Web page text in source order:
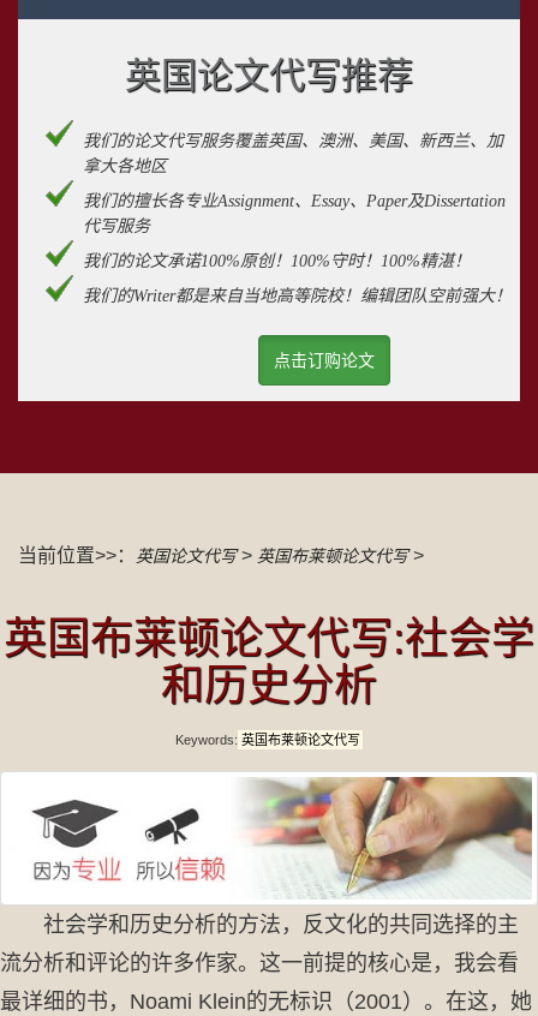
英国论文代写推荐
我们的论文代写服务覆盖英国、澳洲、美国、新西兰、加
拿大各地区
我们的擅长各专业Assignment、Essay、Paper及Dissertation
代写服务
我们的论文承诺100%原创！100%守时！100%精湛！
我们的Writer都是来自当地高等院校！编辑团队空前强大！
点击订购论文
当前位置>>： 英国论文代写> 英国布莱顿论文代写>
英国布莱顿论文代写:社会学
和历史分析
Keywords: 英国布莱顿论文代写
社会学和历史分析的方法，反文化的共同选择的主
流分析和评论的许多作家。这一前提的核心是，我会看
最详细的书，Noami Klein的无标识（2001）。在这，她